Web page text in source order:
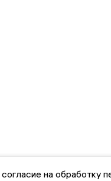
на обработку